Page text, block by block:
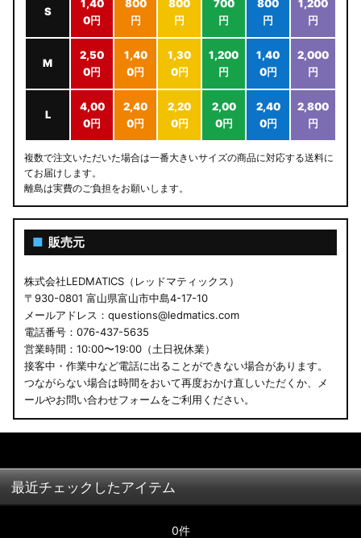
S
1,40
0円
800
円
800
円
700
円
800
円
1,200
円
M
2,50
0円
1,40
0円
1,30
0円
1,200
円
1,40
0円
2,000
円
L
4,00
0円
2,40
0円
2,20
0円
2,00
0円
2,40
0円
2,800
円
複数で注文いただいた場合は一番大きいサイズの商品に対応する送料に
てお届けします。
離島は実費のご負担をお願いします。
■ 販売元
株式会社LEDMATICS（レッドマティックス）
〒930-0801 富山県富山市中島4-17-10
メールアドレス：questions@ledmatics.com
電話番号：076-437-5635
営業時間：10:00〜19:00（土日祝休業）
接客中・作業中など電話に出ることができない場合があります。
つながらない場合は時間をおいて再度おかけ直しいただくか、メ
ールやお問い合わせフォームをご利用ください。
最近チェックしたアイテム
0件